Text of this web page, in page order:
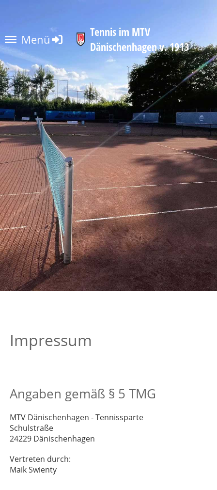
Menü
Tennis im MTV
Dänischenhagen v. 1913
Impressum
Angaben gemäß § 5 TMG
MTV Dänischenhagen - Tennissparte
Schulstraße
24229 Dänischenhagen
Vertreten durch:
Maik Swienty